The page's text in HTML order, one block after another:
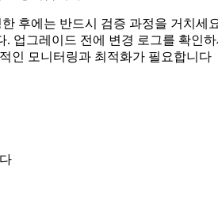
후에는 반드시 검증 과정을 거치세
업그레이드 전에 변경 로그를 확인하
인 모니터링과 최적화가 필요합니다